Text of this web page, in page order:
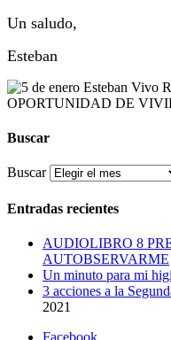
Un saludo,
Esteban
Buscar
Buscar
Entradas recientes
AUDIOLIBRO 8
AUTOBSERVARME
Un minuto para mi
3 acciones a la
2021
Facebook